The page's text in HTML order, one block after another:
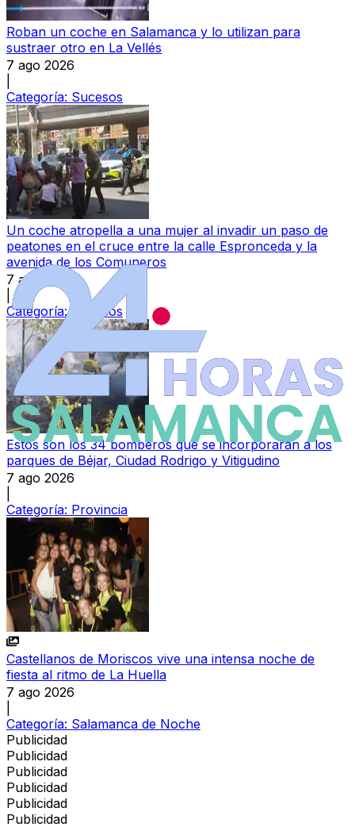
Roban un coche en Salamanca y lo utilizan para
sustraer otro en La Vellés
7 ago 2026
Categoría: Sucesos
Un coche atropella a una mujer al invadir un paso de
peatones en el cruce entre la calle Espronceda y la
avenida de los Comuneros
7 ago 2026
Categoría: Sucesos
Estos son los 34 bomberos que se incorporarán a los
parques de Béjar, Ciudad Rodrigo y Vitigudino
7 ago 2026
Categoría: Provincia
Castellanos de Moriscos vive una intensa noche de
fiesta al ritmo de La Huella
7 ago 2026
Categoría: Salamanca de Noche
Publicidad
Publicidad
Publicidad
Publicidad
Publicidad
Publicidad